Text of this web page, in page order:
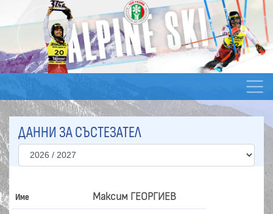
ДАННИ ЗА СЪСТЕЗАТЕЛ
Име Максим ГЕОРГИЕВ